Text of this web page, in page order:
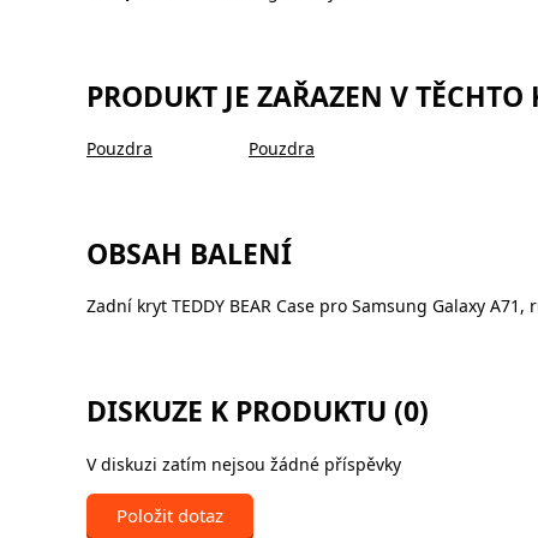
PRODUKT JE ZAŘAZEN V TĚCHTO
Pouzdra Pouzdra
OBSAH BALENÍ
Zadní kryt TEDDY BEAR Case pro Samsung Galaxy A71,
DISKUZE K PRODUKTU (0)
V diskuzi zatím nejsou žádné příspěvky
Položit dotaz